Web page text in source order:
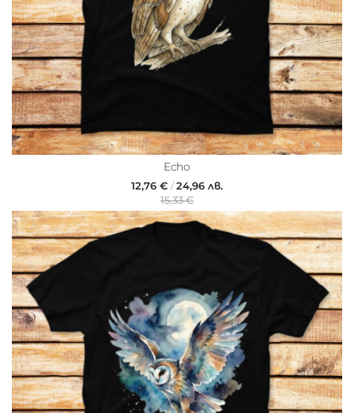
Echo
12,76 € /24,96 лв.
15,33 €